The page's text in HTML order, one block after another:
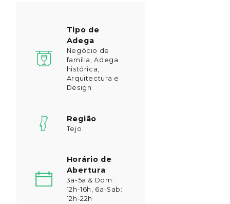
Tipo de
Adega
Negócio de
família, Adega
histórica,
Arquitectura e
Design
Região
Tejo
Horário de
Abertura
3a-5a & Dom:
12h-16h, 6a-Sab:
12h-22h